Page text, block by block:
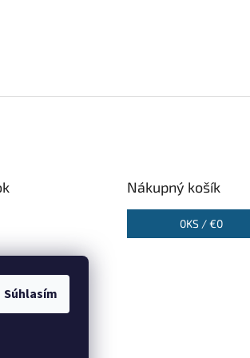
Súhlasím
Nákupný košík
0KS /€0